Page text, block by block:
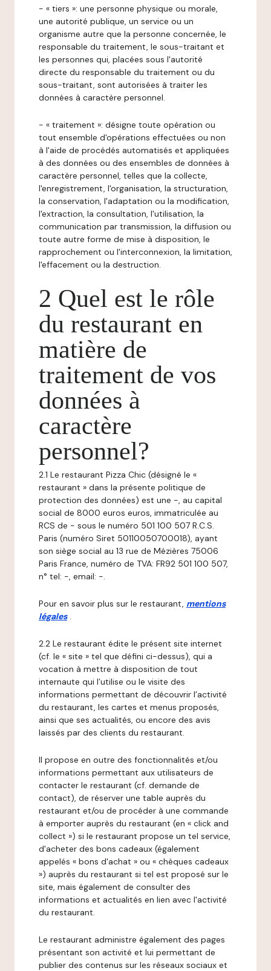
- « tiers »: une personne physique ou morale,
une autorité publique, un service ou un
organisme autre que la personne concernée, le
responsable du traitement, le sous-traitant et
les personnes qui, placées sous l'autorité
directe du responsable du traitement ou du
sous-traitant, sont autorisées à traiter les
données à caractère personnel.
- « traitement »: désigne toute opération ou
tout ensemble d'opérations effectuées ou non
à l'aide de procédés automatisés et appliquées
à des données ou des ensembles de données à
caractère personnel, telles que la collecte,
l'enregistrement, l'organisation, la structuration,
la conservation, l'adaptation ou la modification,
l'extraction, la consultation, l'utilisation, la
communication par transmission, la diffusion ou
toute autre forme de mise à disposition, le
rapprochement ou l'interconnexion, la limitation,
l'effacement ou la destruction.
2 Quel est le rôle
du restaurant en
matière de
traitement de vos
données à
caractère
personnel?
2.1 Le restaurant Pizza Chic (désigné le «
restaurant » dans la présente politique de
protection des données) est une -, au capital
social de 8000 euros euros, immatriculée au
RCS de - sous le numéro 501 100 507 R.C.S.
Paris (numéro Siret 50110050700018), ayant
son siège social au 13 rue de Mézières 75006
Paris France, numéro de TVA: FR92 501 100 507,
n° tel: -, email: -.
Pour en savoir plus sur le restaurant, mentions
légales .
2.2 Le restaurant édite le présent site internet
(cf. le « site » tel que défini ci-dessus), qui a
vocation à mettre à disposition de tout
internaute qui l’utilise ou le visite des
informations permettant de découvrir l’activité
du restaurant, les cartes et menus proposés,
ainsi que ses actualités, ou encore des avis
laissés par des clients du restaurant.
Il propose en outre des fonctionnalités et/ou
informations permettant aux utilisateurs de
contacter le restaurant (cf. demande de
contact), de réserver une table auprès du
restaurant et/ou de procéder à une commande
à emporter auprès du restaurant (en « click and
collect ») si le restaurant propose un tel service,
d'acheter des bons cadeaux (également
appelés « bons d'achat » ou « chèques cadeaux
») auprès du restaurant si tel est proposé sur le
site, mais également de consulter des
informations et actualités en lien avec l'activité
du restaurant.
Le restaurant administre également des pages
présentant son activité et lui permettant de
publier des contenus sur les réseaux sociaux et